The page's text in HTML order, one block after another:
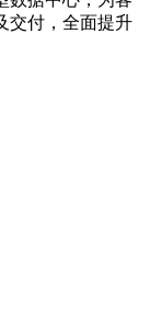
交付，全面提升